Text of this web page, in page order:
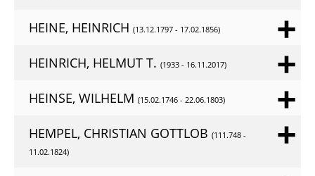
HEINE, HEINRICH (13.12.1797 - 17.02.1856)
HEINRICH, HELMUT T. (1933 - 16.11.2017)
HEINSE, WILHELM (15.02.1746 - 22.06.1803)
HEMPEL, CHRISTIAN GOTTLOB (111.748 -
11.02.1824)